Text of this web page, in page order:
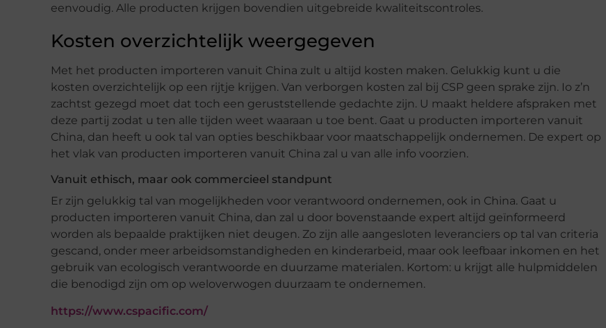
eenvoudig. Alle producten krijgen bovendien uitgebreide kwaliteitscontroles.
Kosten overzichtelijk weergegeven
Met het producten importeren vanuit China zult u altijd kosten maken. Gelukkig kunt u die
kosten overzichtelijk op een rijtje krijgen. Van verborgen kosten zal bij CSP geen sprake zijn. Io z’n
zachtst gezegd moet dat toch een geruststellende gedachte zijn. U maakt heldere afspraken met
deze partij zodat u ten alle tijden weet waaraan u toe bent. Gaat u producten importeren vanuit
China, dan heeft u ook tal van opties beschikbaar voor maatschappelijk ondernemen. De expert op
het vlak van producten importeren vanuit China zal u van alle info voorzien.
Vanuit ethisch, maar ook commercieel standpunt
Er zijn gelukkig tal van mogelijkheden voor verantwoord ondernemen, ook in China. Gaat u
producten importeren vanuit China, dan zal u door bovenstaande expert altijd geïnformeerd
worden als bepaalde praktijken niet deugen. Zo zijn alle aangesloten leveranciers op tal van criteria
gescand, onder meer arbeidsomstandigheden en kinderarbeid, maar ook leefbaar inkomen en het
gebruik van ecologisch verantwoorde en duurzame materialen. Kortom: u krijgt alle hulpmiddelen
die benodigd zijn om op weloverwogen duurzaam te ondernemen.
https://www.cspacific.com/